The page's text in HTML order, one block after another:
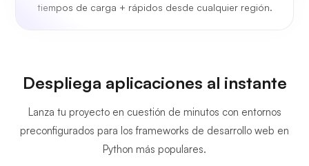
tiempos de carga + rápidos desde cualquier región.
Despliega aplicaciones al instante
Lanza tu proyecto en cuestión de minutos con entornos
preconfigurados para los frameworks de desarrollo web en
Python más populares.